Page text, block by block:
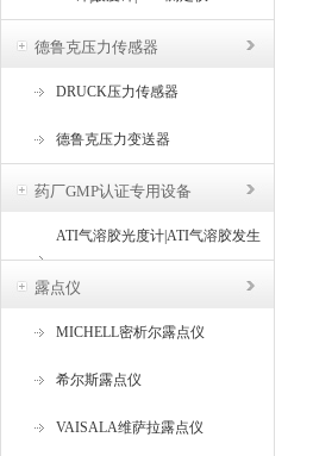
德鲁克压力传感器
DRUCK压力传感器
德鲁克压力变送器
药厂GMP认证专用设备
ATI气溶胶光度计|ATI气溶胶发生
器
露点仪
MICHELL密析尔露点仪
希尔斯露点仪
VAISALA维萨拉露点仪